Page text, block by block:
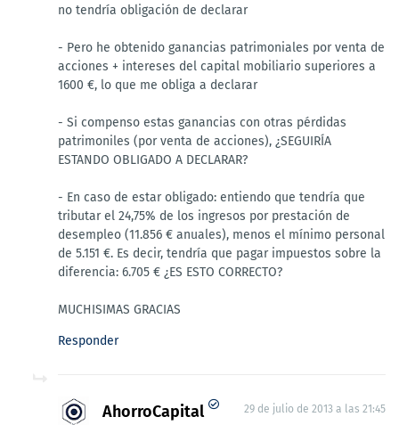
no tendría obligación de declarar
- Pero he obtenido ganancias patrimoniales por venta de
acciones + intereses del capital mobiliario superiores a
1600 €, lo que me obliga a declarar
- Si compenso estas ganancias con otras pérdidas
patrimoniles (por venta de acciones), ¿SEGUIRÍA
ESTANDO OBLIGADO A DECLARAR?
- En caso de estar obligado: entiendo que tendría que
tributar el 24,75% de los ingresos por prestación de
desempleo (11.856 € anuales), menos el mínimo personal
de 5.151 €. Es decir, tendría que pagar impuestos sobre la
diferencia: 6.705 € ¿ES ESTO CORRECTO?
MUCHISIMAS GRACIAS
Responder
AhorroCapital 29 de julio de 2013 a las 21:45